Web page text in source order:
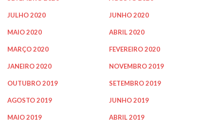
JULHO 2020 JUNHO 2020
MAIO 2020 ABRIL 2020
MARÇO 2020 FEVEREIRO 2020
JANEIRO 2020 NOVEMBRO 2019
OUTUBRO 2019 SETEMBRO 2019
AGOSTO 2019 JUNHO 2019
MAIO 2019 ABRIL 2019